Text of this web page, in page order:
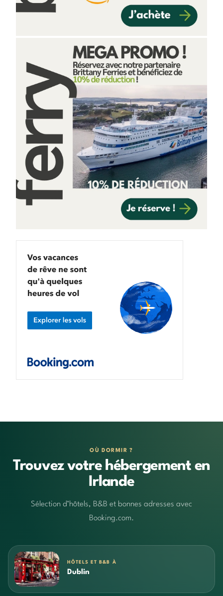
OÙ DORMIR ?
Trouvez votre hébergement en
Irlande
Sélection d’hôtels, B&B et bonnes adresses avec
Booking.com.
HÔTELS ET B&B À
Dublin